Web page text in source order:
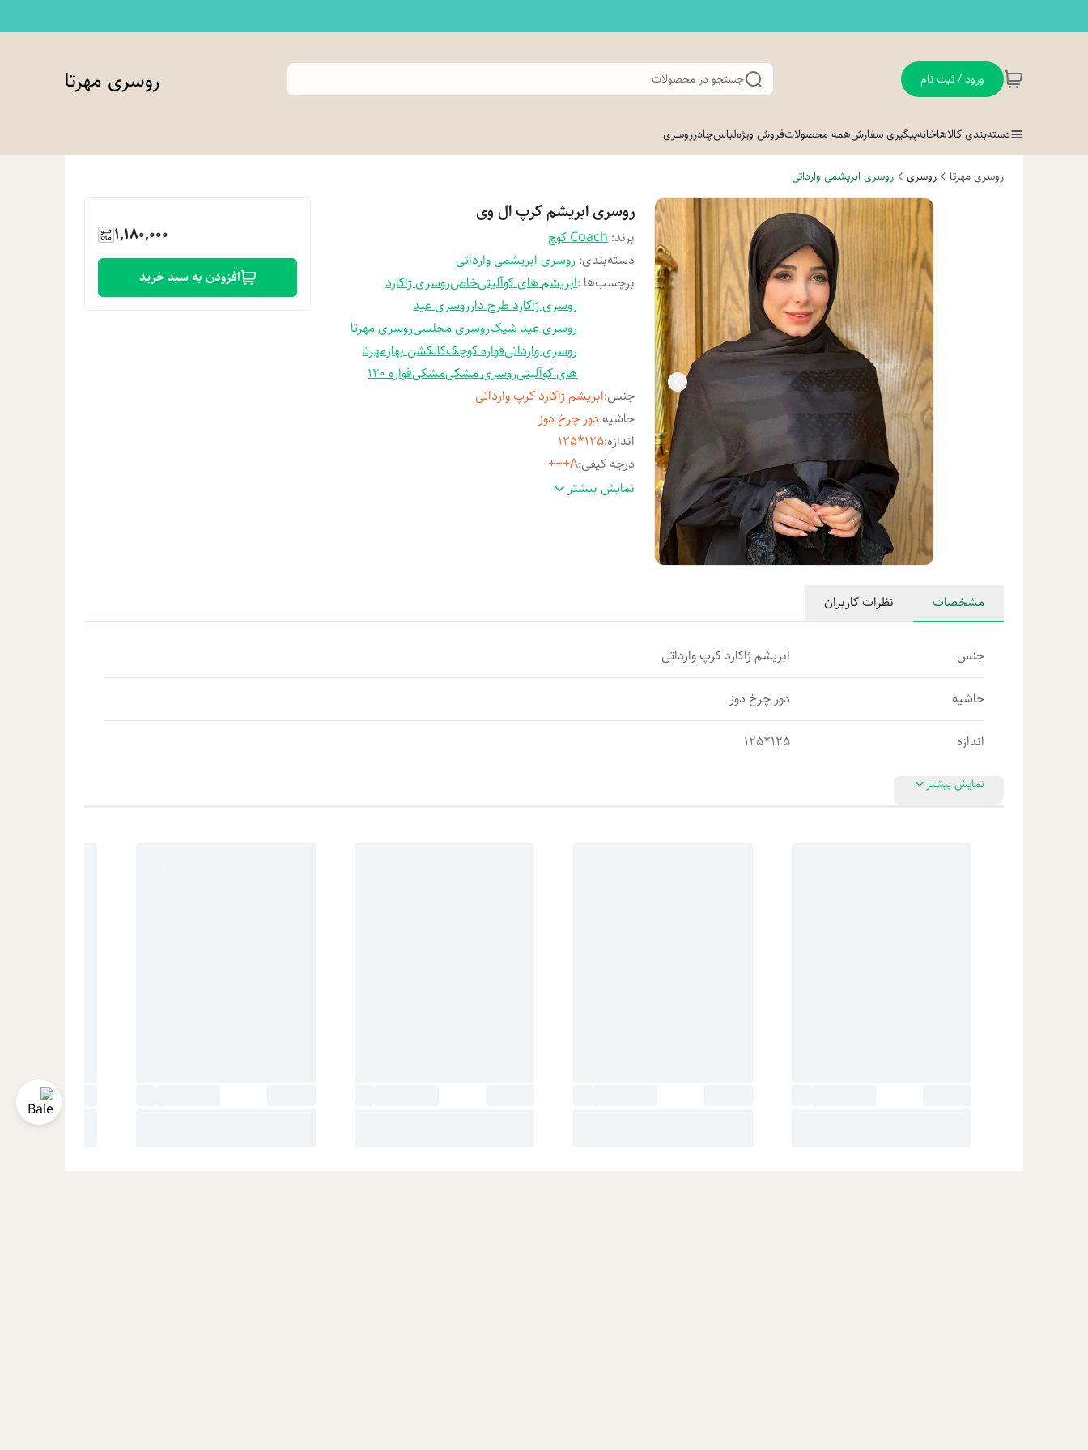
ورود / ثبت نام جستجو در محصولات روسری مهرتا
دسته‌بندی کالاهاخانهپیگیری سفارشهمه محصولاتفروش ویژهلباسچادرروسری
روسری مهرتا روسری روسری ابریشمی وارداتی
روسری ابریشم کرپ ال وی
برند:Coach کوچ
دسته‌بندی: روسری ابریشمی وارداتی
برچسب‌ها :ابریشم های کوآلیتیخاصروسری ژاکارد
روسری ژاکارد طرح دارروسری عید
روسری عید شیکروسری مجلسیروسری مهرتا
روسری وارداتیقواره کوچککالکشن بهارمهرتا
های کوآلیتیروسری مشکیمشکیقواره 120
جنس:ابریشم ژاکارد کرپ وارداتی
حاشیه:دور چرخ دوز
اندازه:
125*125
درجه کیفی:
A+++
استایل: مدرن و فانتزی - مجلسی و کلاسیکنمایش بیشتر
1,180,000
افزودن به سبد خرید
مشخصات نظرات کاربران
جنس ابریشم ژاکارد کرپ وارداتی
حاشیه دور چرخ دوز
اندازه 125*125
نمایش بیشتر